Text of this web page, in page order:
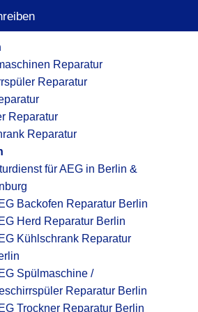
Reparatur
Reparatur
Reparatur
Reparatur
für AEG in Berlin &
Backofen Reparatur Berlin
Herd Reparatur Berlin
Kühlschrank Reparatur
Spülmaschine /
Reparatur Berlin
Trockner Reparatur Berlin